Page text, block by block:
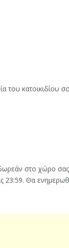
του κατοικιδίου
στο χώρο
23:59. Θα